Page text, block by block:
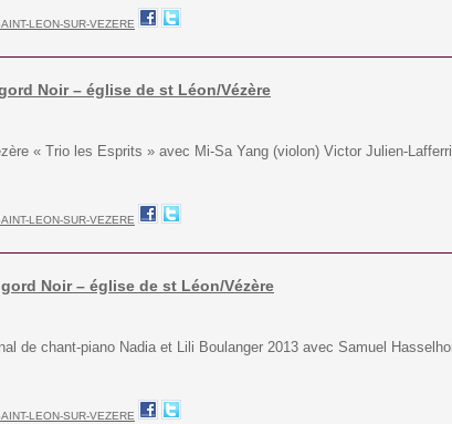
LEON-SUR-VEZERE
Noir – église de st Léon/Vézère
« Trio les Esprits » avec Mi-Sa Yang (violon) Victor Julien-
LEON-SUR-VEZERE
Noir – église de st Léon/Vézère
de chant-piano Nadia et Lili Boulanger 2013 avec Samuel
LEON-SUR-VEZERE